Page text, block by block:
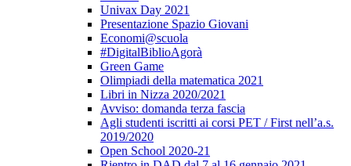
Univax Day 2021
Presentazione Spazio Giovani
Economi@scuola
#DigitalBiblioAgorà
Green Game
Olimpiadi della matematica 2021
Libri in Nizza 2020/2021
Avviso: domanda terza fascia
Agli studenti iscritti ai corsi PET / First nell’a.s.
2019/2020
Open School 2020-21